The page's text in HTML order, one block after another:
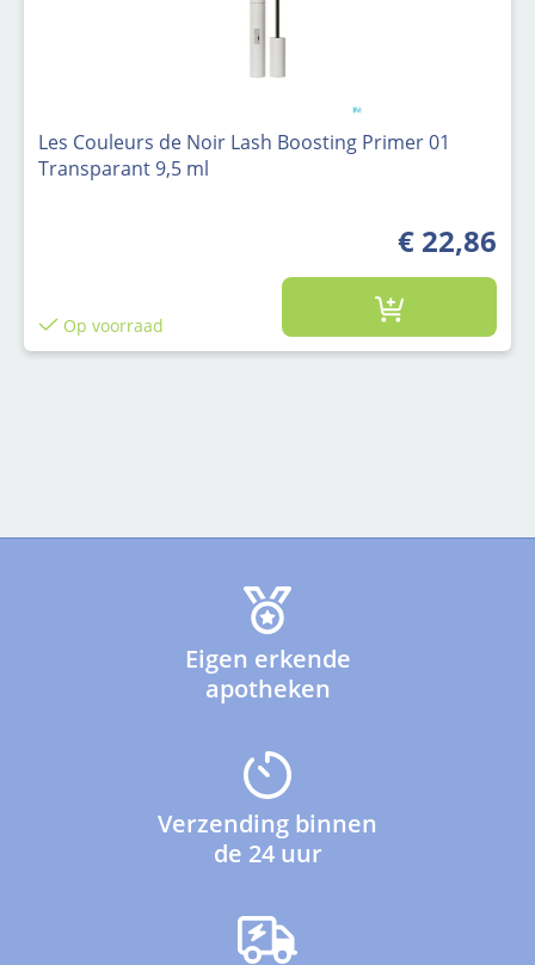
Les Couleurs de Noir Lash Boosting Primer 01
Transparant 9,5 ml
€ 22,86
Op voorraad
Eigen erkende
apotheken
Verzending binnen
de 24 uur